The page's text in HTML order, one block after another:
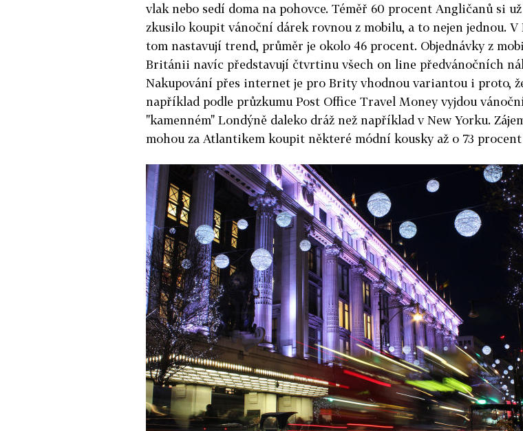
vlak nebo sedí doma na pohovce. Téměř 60 procent Angličanů si
zkusilo koupit vánoční dárek rovnou z mobilu, a to nejen jednou. V
tom nastavují trend, průměr je okolo 46 procent. Objednávky z
Británii navíc představují čtvrtinu všech on line předvánočních
Nakupování přes internet je pro Brity vhodnou variantou i proto,
například podle průzkumu Post Office Travel Money vyjdou
"kamenném" Londýně daleko dráž než například v New Yorku.
mohou za Atlantikem koupit některé módní kousky až o 73